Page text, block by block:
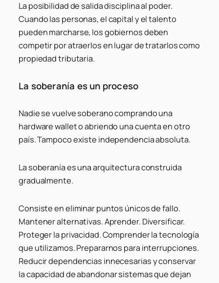
La posibilidad de salida disciplina al poder.
Cuando las personas, el capital y el talento
pueden marcharse, los gobiernos deben
competir por atraerlos en lugar de tratarlos como
propiedad tributaria.
La soberanía es un proceso
Nadie se vuelve soberano comprando una
hardware wallet o abriendo una cuenta en otro
país. Tampoco existe independencia absoluta.
La soberanía es una arquitectura construida
gradualmente.
Consiste en eliminar puntos únicos de fallo.
Mantener alternativas. Aprender. Diversificar.
Proteger la privacidad. Comprender la tecnología
que utilizamos. Prepararnos para interrupciones.
Reducir dependencias innecesarias y conservar
la capacidad de abandonar sistemas que dejan